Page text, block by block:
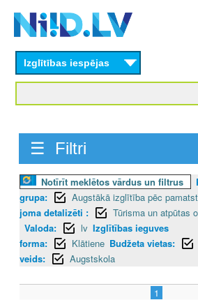
content
Izglītības iespējas
☰ Filtri
Notīrīt meklētos vārdus un filtrus
grupa:
Augstākā izglītība pēc
joma detalizēti :
Tūrisma un atpūtas
Valoda:
lv Izglītības ieguves
forma:
Klātiene Budžeta vietas:
veids:
Augstskola
1